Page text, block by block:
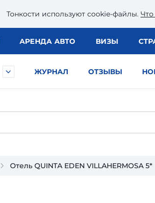
Тонкости используют сookie-файлы. Что
АРЕНДА АВТО ВИЗЫ
ЖУРНАЛ ОТЗЫВЫ
Отель QUINTA EDEN VILLAHERMOSA 5*